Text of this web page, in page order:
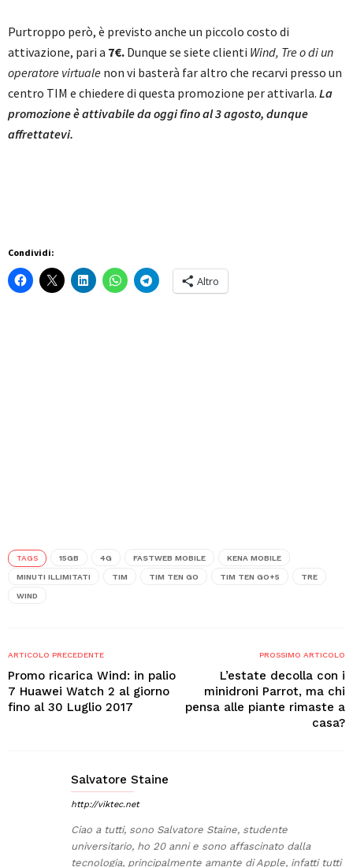
Purtroppo però, è previsto anche un piccolo costo di
attivazione, pari a 7€. Dunque se siete clienti Wind, Tre o di un
operatore virtuale non vi basterà far altro che recarvi presso un
centro TIM e chiedere di questa promozione per attivarla. La
promozione è attivabile da oggi fino al 3 agosto, dunque
affrettatevi.
Condividi:
Altro
TAGS 15GB 4G FASTWEB MOBILE KENA MOBILE
MINUTI ILLIMITATI TIM TIM TEN GO TIM TEN GO+5 TRE
WIND
ARTICOLO PRECEDENTE
Promo ricarica Wind: in palio
7 Huawei Watch 2 al giorno
fino al 30 Luglio 2017
PROSSIMO ARTICOLO
L’estate decolla con i
minidroni Parrot, ma chi
pensa alle piante rimaste a
casa?
Salvatore Staine
http://viktec.net
Ciao a tutti, sono Salvatore Staine, studente
universitario, ho 20 anni e sono affascinato dalla
tecnologia, principalmente amante di Apple, infatti tutti